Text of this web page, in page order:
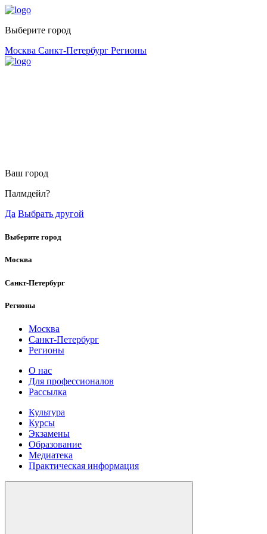
Выберите город
Москва Санкт-Петербург Регионы
Ваш город
Палмдейл?
Да Выбрать другой
Выберите город
Москва
Санкт-Петербург
Регионы
Москва
Санкт-Петербург
Регионы
О нас
Для профессионалов
Рассылка
Культура
Курсы
Экзамены
Образование
Медиатека
Практическая информация